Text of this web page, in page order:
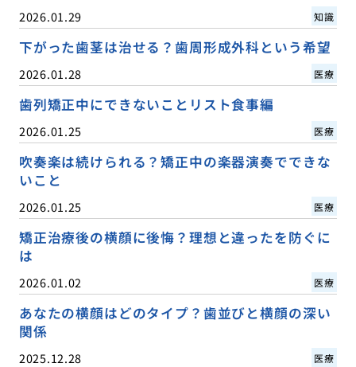
2026.01.29 知識
下がった歯茎は治せる？歯周形成外科という希望
2026.01.28 医療
歯列矯正中にできないことリスト食事編
2026.01.25 医療
吹奏楽は続けられる？矯正中の楽器演奏でできな
いこと
2026.01.25 医療
矯正治療後の横顔に後悔？理想と違ったを防ぐに
は
2026.01.02 医療
あなたの横顔はどのタイプ？歯並びと横顔の深い
関係
2025.12.28 医療